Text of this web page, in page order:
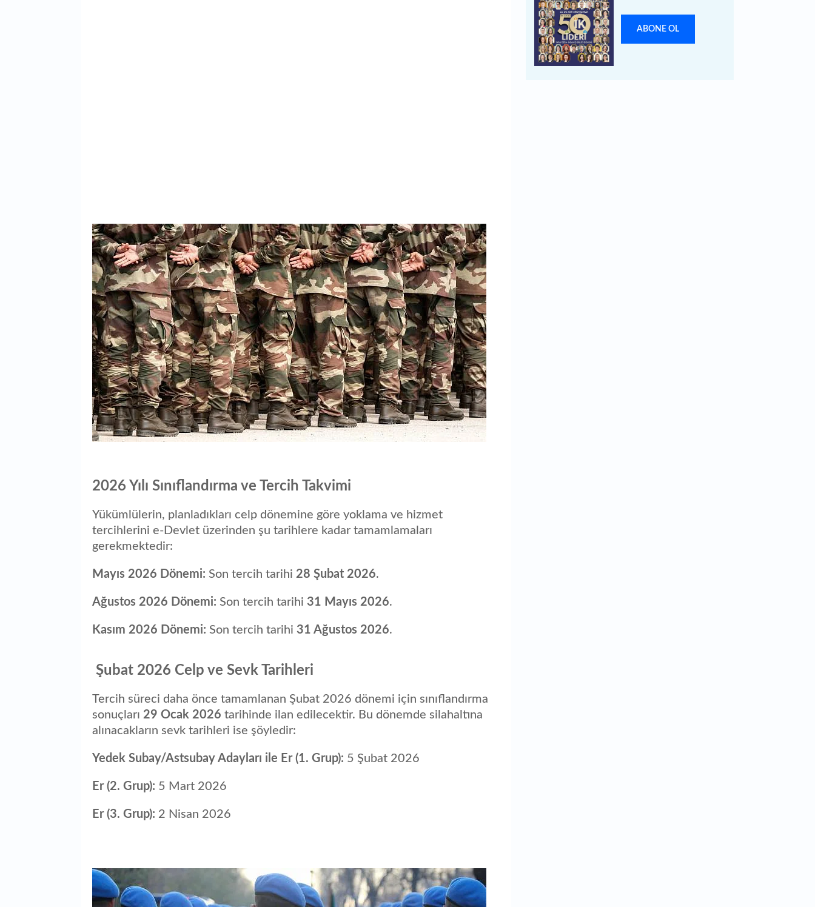
2026 Yılı Sınıflandırma ve Tercih Takvimi
Yükümlülerin, planladıkları celp dönemine göre yoklama ve hizmet
tercihlerini e-Devlet üzerinden şu tarihlere kadar tamamlamaları
gerekmektedir:
Mayıs 2026 Dönemi: Son tercih tarihi 28 Şubat 2026.
Ağustos 2026 Dönemi: Son tercih tarihi 31 Mayıs 2026.
Kasım 2026 Dönemi: Son tercih tarihi 31 Ağustos 2026.
Şubat 2026 Celp ve Sevk Tarihleri
Tercih süreci daha önce tamamlanan Şubat 2026 dönemi için sınıflandırma
sonuçları 29 Ocak 2026 tarihinde ilan edilecektir. Bu dönemde silahaltına
alınacakların sevk tarihleri ise şöyledir:
Yedek Subay/Astsubay Adayları ile Er (1. Grup): 5 Şubat 2026
Er (2. Grup): 5 Mart 2026
Er (3. Grup): 2 Nisan 2026
ABONE OL